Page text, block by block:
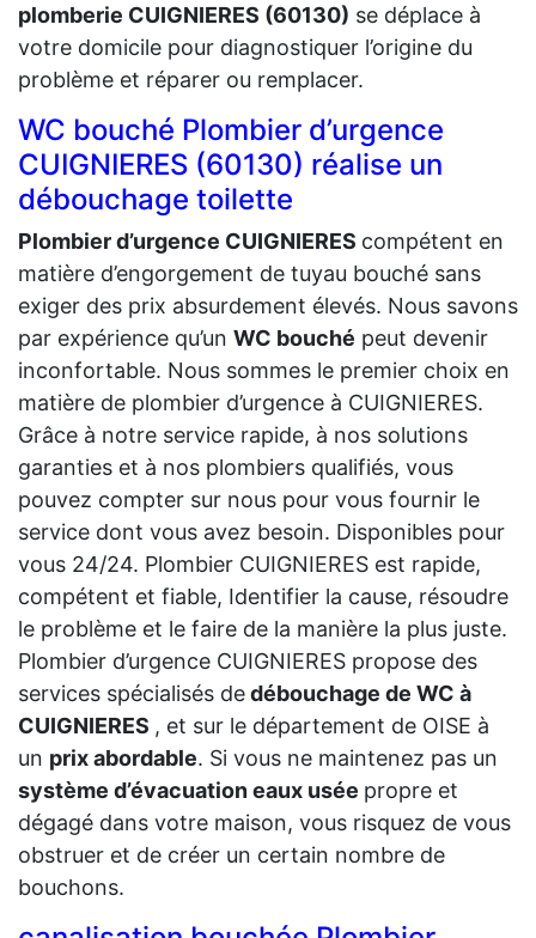
plomberie CUIGNIERES (60130) se déplace à
votre domicile pour diagnostiquer l’origine du
problème et réparer ou remplacer.
WC bouché Plombier d’urgence
CUIGNIERES (60130) réalise un
débouchage toilette
Plombier d’urgence CUIGNIERES compétent en
matière d’engorgement de tuyau bouché sans
exiger des prix absurdement élevés. Nous savons
par expérience qu’un WC bouché peut devenir
inconfortable. Nous sommes le premier choix en
matière de plombier d’urgence à CUIGNIERES.
Grâce à notre service rapide, à nos solutions
garanties et à nos plombiers qualifiés, vous
pouvez compter sur nous pour vous fournir le
service dont vous avez besoin. Disponibles pour
vous 24/24. Plombier CUIGNIERES est rapide,
compétent et fiable, Identifier la cause, résoudre
le problème et le faire de la manière la plus juste.
Plombier d’urgence CUIGNIERES propose des
services spécialisés dedébouchage de WC à
CUIGNIERES , et sur le département de OISE à
un prix abordable. Si vous ne maintenez pas un
système d’évacuation eaux usée propre et
dégagé dans votre maison, vous risquez de vous
obstruer et de créer un certain nombre de
bouchons.